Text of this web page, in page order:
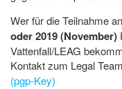
Wer für die Teilnahme
oder 2019 (November)
Vattenfall/LEAG
Kontakt zum Legal
(pgp-Key)